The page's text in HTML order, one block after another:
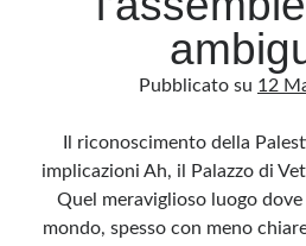
Pubblicato su 12
Il riconoscimento della
implicazioni Ah, il Palazzo di
Quel meraviglioso luogo
mondo, spesso con meno